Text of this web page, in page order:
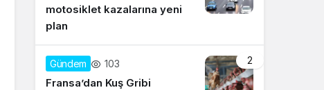
motosiklet kazalarına yeni
plan
2
Gündem 103
Fransa’dan Kuş Gribi